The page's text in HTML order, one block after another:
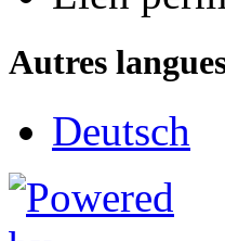
Autres
Deutsch